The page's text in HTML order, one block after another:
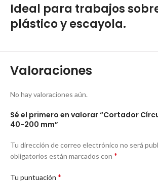
Ideal para trabajos
plástico y escayola.
Valoraciones
No hay valoraciones aún.
Sé el primero en valorar “Cortador
40-200 mm”
Tu dirección de correo electrónico no será
obligatorios están marcados con *
Tu puntuación *